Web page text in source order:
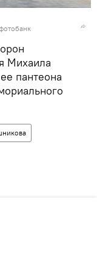
Михаила
пантеона